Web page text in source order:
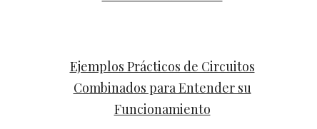
Ejemplos Prácticos de Circuitos
Combinados para Entender su
Funcionamiento